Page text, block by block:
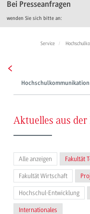
Bei Presseanfragen
wenden Sie sich bitte an:
Service
Aktuelles aus
Alle anzeigen Fakultät
Fakultät Wirtschaft
Hochschul-Entwicklung
Internationales